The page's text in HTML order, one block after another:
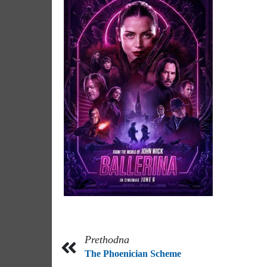
Prethodna
The Phoenician Scheme